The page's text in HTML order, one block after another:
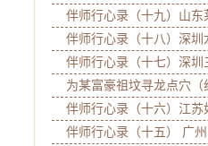
伴师行心录（十九）山东
伴师行心录（十八）深圳
伴师行心录（十七）深圳
为某富豪祖坟寻龙点穴（
伴师行心录（十六）江苏
伴师行心录（十五） 广